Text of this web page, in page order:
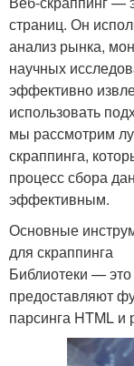
страниц. Он
анализ рынка,
научных
эффективно
использовать
мы рассмотрим
скраппинга,
процесс сбора
эффективным.
Основные
для скраппинга
Библиотеки —
предоставляют
парсинга HTML